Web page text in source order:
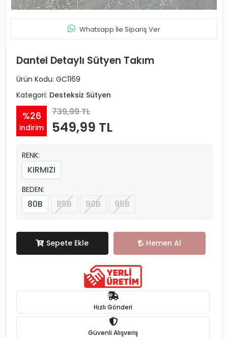
Whatsapp İle Sipariş Ver
Dantel Detaylı Sütyen Takım
Ürün Kodu: GC1169
Kategori: Desteksiz Sütyen
%26
indirim
739,99 TL
549,99 TL
RENK:
KIRMIZI
BEDEN:
80B 85B 90B 95B
Sepete Ekle Hemen Al
Hızlı Gönderi
Güvenli Alışveriş